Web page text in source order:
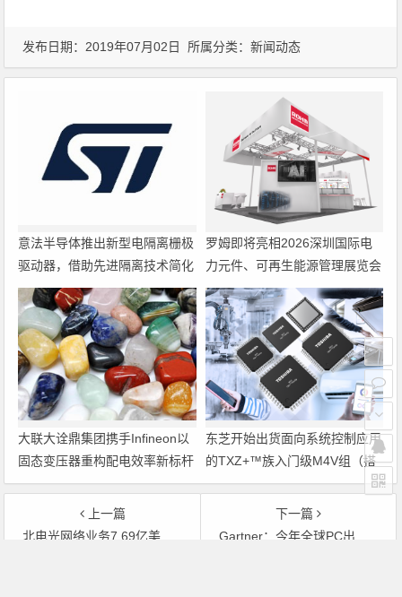
发布日期：2019年07月02日 所属分类：新闻动态
意法半导体推出新型电隔离栅极
驱动器，借助先进隔离技术简化
电源设计
罗姆即将亮相2026深圳国际电
力元件、可再生能源管理展览会
暨研讨会
大联大诠鼎集团携手Infineon以
固态变压器重构配电效率新标杆
东芝开始出货面向系统控制应用
的TXZ+™族入门级M4V组（搭
载Arm Cortex‑M4内核的标准微
控制器）工程样品
上一篇
北电光网络业务7.69亿美元花落Ciena
下一篇
Gartner：今年全球PC出货量将增长2.8％